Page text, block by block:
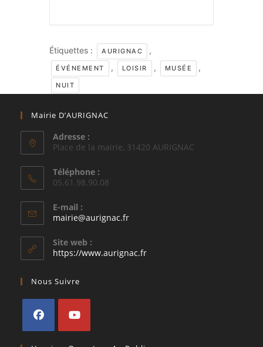
Étiquettes : AURIGNAC ,
ÉVÉNEMENT , LOISIR , MUSÉE ,
NUIT
Mairie D’AURIGNAC
Adresse :
Place de la mairie, 31420 AURIGNAC
Téléphone :
05.61.98.90.08
E-mail :
mairie@aurignac.frS’ouvre
application
Site web :
https://www.aurignac.fr
Nous Suivre